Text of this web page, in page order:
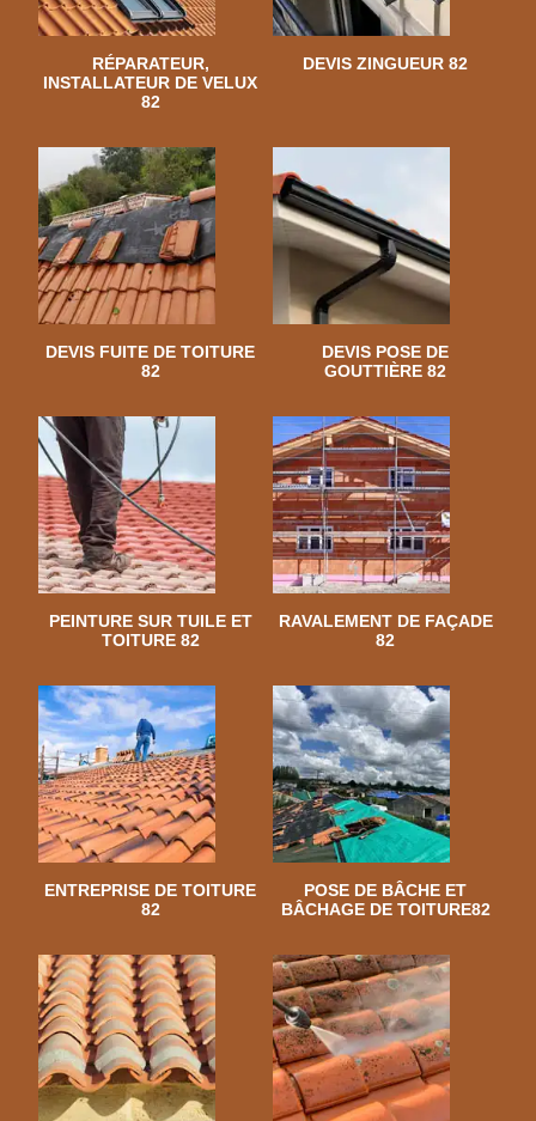
RÉPARATEUR,
INSTALLATEUR DE VELUX
82
DEVIS ZINGUEUR 82
DEVIS FUITE DE TOITURE
82
DEVIS POSE DE
GOUTTIÈRE 82
PEINTURE SUR TUILE ET
TOITURE 82
RAVALEMENT DE FAÇADE
82
ENTREPRISE DE TOITURE
82
POSE DE BÂCHE ET
BÂCHAGE DE TOITURE82